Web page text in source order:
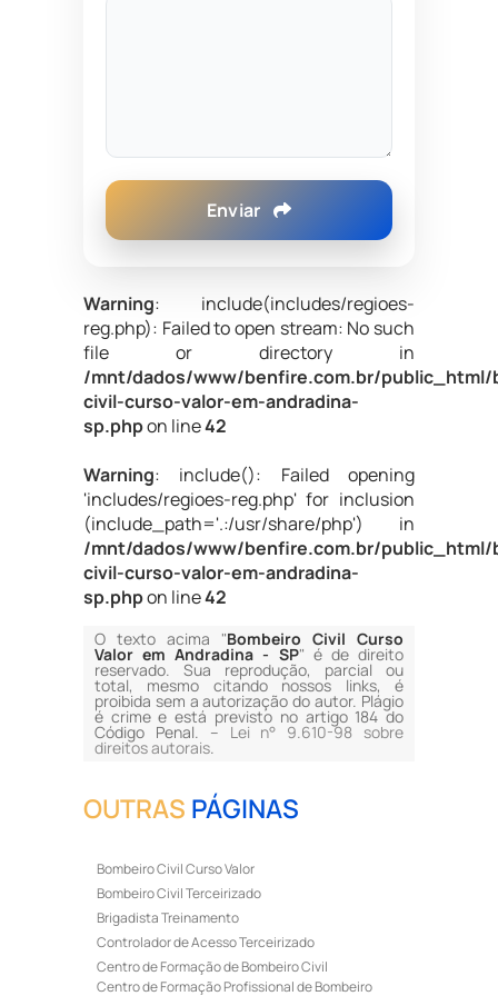
Enviar
Warning: include(includes/regioes-
reg.php): Failed to open stream: No such
file or directory in
/mnt/dados/www/benfire.com.br/public_html/
civil-curso-valor-em-andradina-
sp.phpon line42
Warning: include(): Failed opening
'includes/regioes-reg.php' for inclusion
(include_path='.:/usr/share/php') in
/mnt/dados/www/benfire.com.br/public_html/
civil-curso-valor-em-andradina-
sp.phpon line42
O texto acima "Bombeiro Civil Curso
Valor em Andradina - SP" é de direito
reservado. Sua reprodução, parcial ou
total, mesmo citando nossos links, é
proibida sem a autorização do autor. Plágio
é crime e está previsto no artigo 184 do
Código Penal. – Lei n° 9.610-98 sobre
direitos autorais.
OUTRAS PÁGINAS
Bombeiro Civil Curso Valor
Bombeiro Civil Terceirizado
Brigadista Treinamento
Controlador de Acesso Terceirizado
Centro de Formação de Bombeiro Civil
Centro de Formação Profissional de Bombeiro